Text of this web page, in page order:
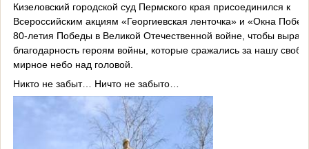
Кизеловский городской суд Пермского края присоединился к
Всероссийским акциям «Георгиевская ленточка» и «Окна
80-летия Победы в Великой Отечественной войне, чтобы
благодарность героям войны, которые сражались за нашу
мирное небо над головой.
Никто не забыт… Ничто не забыто…